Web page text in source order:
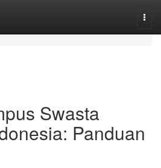
Swasta
Panduan